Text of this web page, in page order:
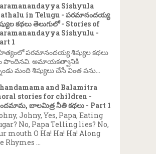
Sishyula
in Telugu - పరమానందయ్య
కథలు తెలుగులో - Stories of
Sishyulu -
1
పరమానందయ్య శిష్యుల కథలు
పొందినవి. అమాయకత్వానికి
మంది శిష్యులు చేసే వింత పను...
and Balamitra
stories for children -
బాలమిత్ర నీతి కథలు - Part 1
Johny, Yes, Papa, Eating
No, Papa Telling lies? No,
mouth O Ha! Ha! Ha! Along
Rhymes ...